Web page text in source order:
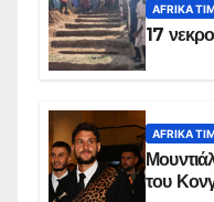
AFRIKA
17
AFRIKA
του